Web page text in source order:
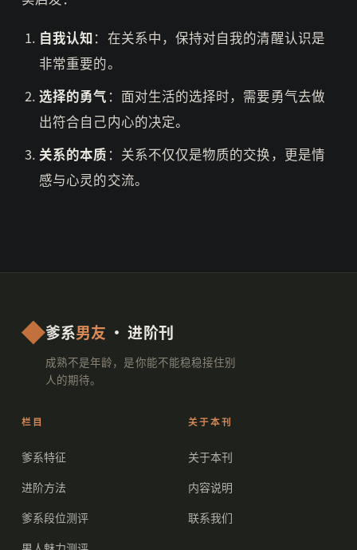
自我认知：在关系中，保持对自我的清醒认识是
非常重要的。
选择的勇气 ：面对生活的选择时，需要勇气去做
出符合自己内心的决定。
关系的本质 ：关系不仅仅是物质的交换，更是情
感与心灵的交流。
爹系男友 · 进阶刊
成熟不是年龄，是你能不能稳稳接住别
人的期待。
栏目
爹系特征
进阶方法
爹系段位测评
关于本刊
关于本刊
内容说明
联系我们